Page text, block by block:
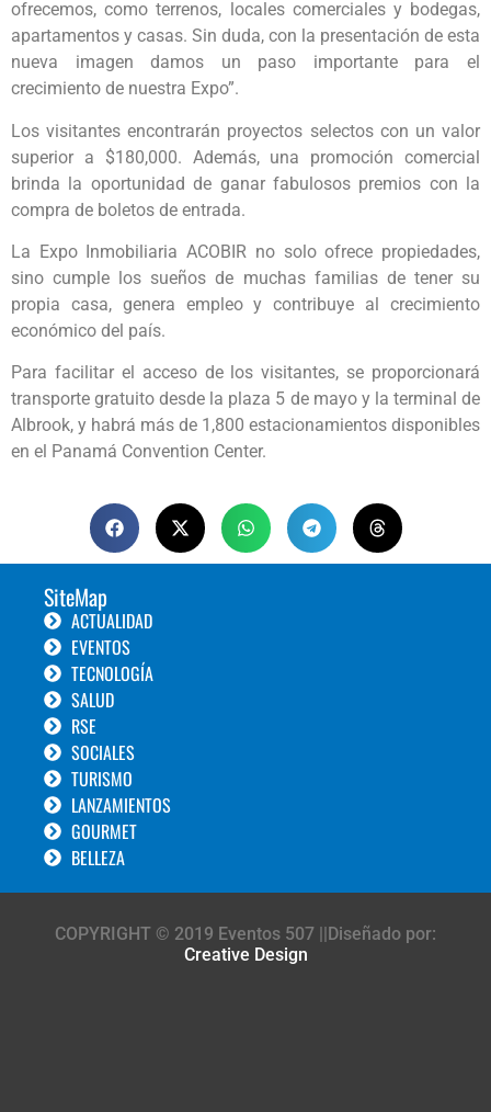
ofrecemos, como terrenos, locales comerciales y bodegas,
apartamentos y casas. Sin duda, con la presentación de esta
nueva imagen damos un paso importante para el
crecimiento de nuestra Expo”.
Los visitantes encontrarán proyectos selectos con un valor
superior a $180,000. Además, una promoción comercial
brinda la oportunidad de ganar fabulosos premios con la
compra de boletos de entrada.
La Expo Inmobiliaria ACOBIR no solo ofrece propiedades,
sino cumple los sueños de muchas familias de tener su
propia casa, genera empleo y contribuye al crecimiento
económico del país.
Para facilitar el acceso de los visitantes, se proporcionará
transporte gratuito desde la plaza 5 de mayo y la terminal de
Albrook, y habrá más de 1,800 estacionamientos disponibles
en el Panamá Convention Center.
SiteMap
ACTUALIDAD
EVENTOS
TECNOLOGÍA
SALUD
RSE
SOCIALES
TURISMO
LANZAMIENTOS
GOURMET
BELLEZA
COPYRIGHT © 2019 Eventos 507 ||Diseñado por:
Creative Design